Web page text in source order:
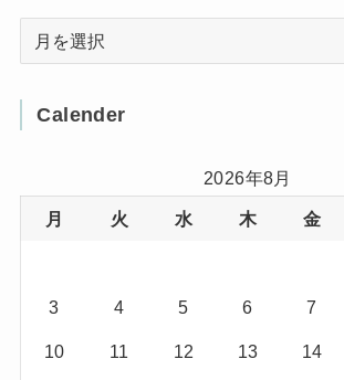
(3)
(10)
Arcive
Calender
2026年8月
月 火 水 木 金
3 4 5 6 7
10 11 12 13 14